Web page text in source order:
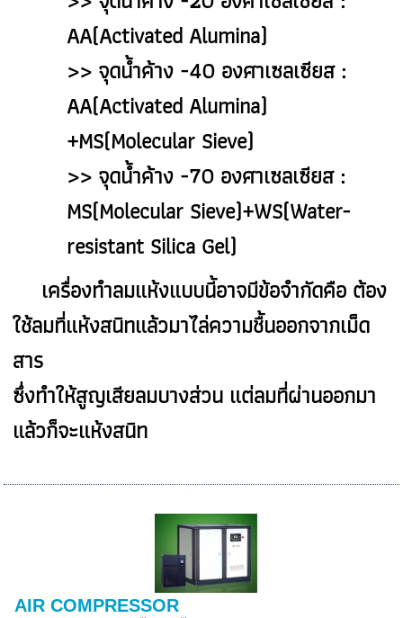
AA(Activated Alumina)
>> จุดน้ำค้าง -40 องศาเซลเซียส :
AA(Activated Alumina)
+MS(Molecular Sieve)
>> จุดน้ำค้าง -70 องศาเซลเซียส :
MS(Molecular Sieve)+WS(Water-
resistant Silica Gel)
เครื่องทำลมแห้งแบบนี้อาจมีข้อจำกัดคือ ต้อง
ใช้ลมที่แห้งสนิทแล้วมาไล่ความชื้นออกจากเม็ด
สาร
ซึ่งทำให้สูญเสียลมบางส่วน แต่ลมที่ผ่านออกมา
แล้วก็จะแห้งสนิท
AIR COMPRESSOR